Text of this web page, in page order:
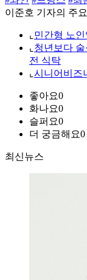
이준호 기자의 주
⌞ 민간형 노
⌞ 청년보다
전 식탁
⌞ 시니어비즈
좋아요0
화나요0
슬퍼요0
더 궁금해요0
최신뉴스